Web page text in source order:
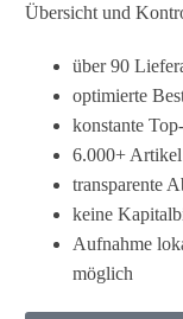
Übersicht und
über 90
optimierte
konstante
6.000+
transparente
keine
Aufnahme
möglich